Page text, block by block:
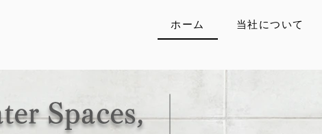
ホーム 当社について
Spaces,